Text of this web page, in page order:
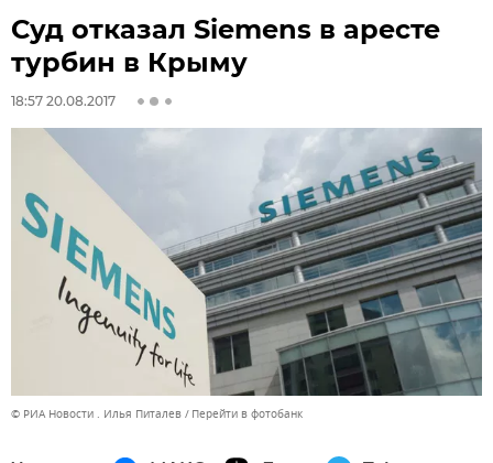
Суд отказал Siemens в аресте
турбин в Крыму
18:57 20.08.2017
© РИА Новости . Илья Питалев Перейти в фотобанк